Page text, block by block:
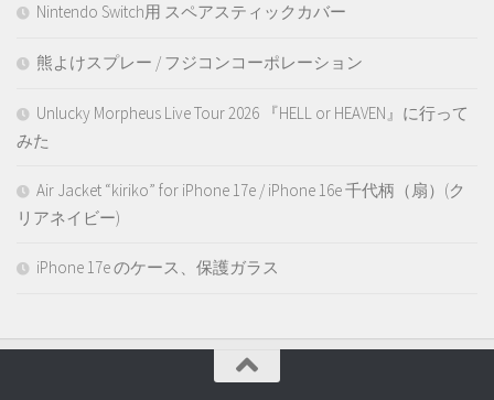
Nintendo Switch用 スペアスティックカバー
熊よけスプレー / フジコンコーポレーション
Unlucky Morpheus Live Tour 2026 『HELL or HEAVEN』に行って
みた
Air Jacket “kiriko” for iPhone 17e / iPhone 16e 千代柄（扇）(ク
リアネイビー)
iPhone 17e のケース、保護ガラス